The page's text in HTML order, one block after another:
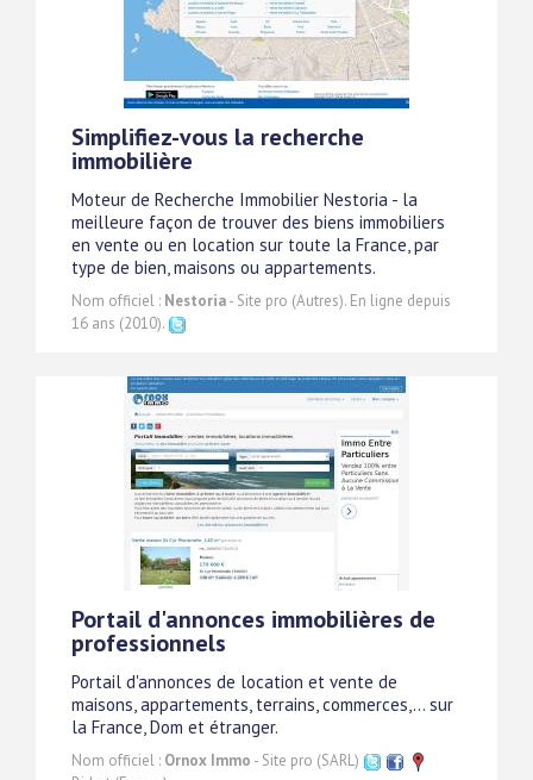
Simplifiez-vous la recherche
immobilière
Moteur de Recherche Immobilier Nestoria - la
meilleure façon de trouver des biens immobiliers
en vente ou en location sur toute la France, par
type de bien, maisons ou appartements.
Nom officiel : Nestoria- Site pro (Autres). En ligne depuis
16 ans (2010).
Portail d'annonces immobilières de
professionnels
Portail d'annonces de location et vente de
maisons, appartements, terrains, commerces,... sur
la France, Dom et étranger.
Nom officiel : Ornox Immo - Site pro (SARL)